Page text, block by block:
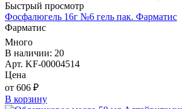
Быстрый просмотр
Фосфалюгель 16г №6 гель пак. Фарматис
Фарматис
Много
В наличии: 20
Арт. KF-00004514
Цена
от 606 ₽
В корзину